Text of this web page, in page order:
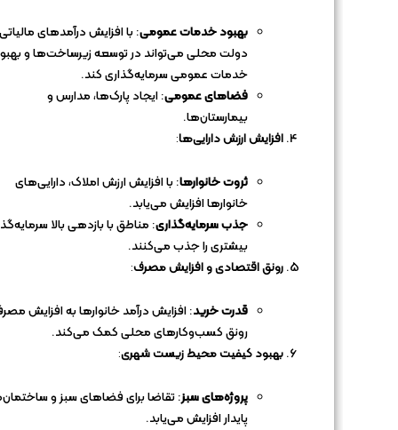
بهبود خدمات عمومی: با افزایش درآمدهای
دولت محلی می‌تواند در توسعه زیرساخت‌ها و
خدمات عمومی سرمایه‌گذاری کند.
فضاهای عمومی: ایجاد پارک‌ها، مدارس و
بیمارستان‌ها.
افزایش ارزش دارایی‌ها:
ثروت خانوارها: با افزایش ارزش املاک، دارایی‌های
خانوارها افزایش می‌یابد.
جذب سرمایه‌گذاری: مناطق با بازدهی بالا
بیشتری را جذب می‌کنند.
رونق اقتصادی و افزایش مصرف:
قدرت خرید: افزایش درآمد خانوارها به افزایش
رونق کسب‌وکارهای محلی کمک می‌کند.
بهبود کیفیت محیط زیست شهری:
پروژه‌های سبز: تقاضا برای فضاهای سبز و
پایدار افزایش می‌یابد.